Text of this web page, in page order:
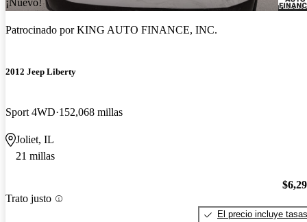
¡Nuevo!
Patrocinado porKING AUTO FINANCE, INC.
2012 Jeep Liberty
Sport 4WD 152,068 millas
Joliet, IL
21 millas
Trato justo
El precio incluye tasas